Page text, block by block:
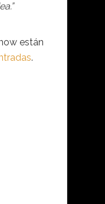
están
.